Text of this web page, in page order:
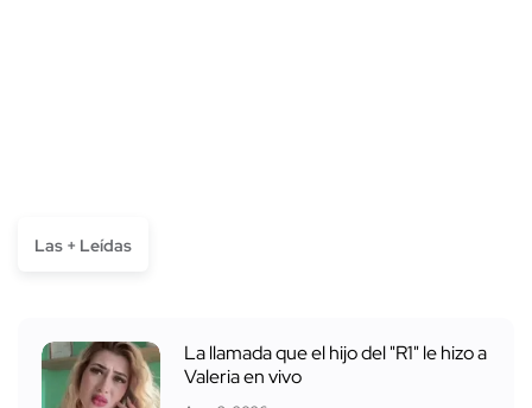
Las + Leídas
La llamada que el hijo del "R1" le hizo a
Valeria en vivo